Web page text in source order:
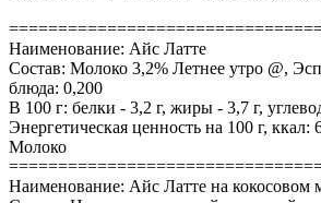
Наименование: Айс Латте
Состав: Молоко 3,2% Летнее утро @,
блюда: 0,200
В 100 г: белки - 3,2 г, жиры - 3,7 г,
Энергетическая ценность на 100 г,
Молоко
Наименование: Айс Латте на кокосовом